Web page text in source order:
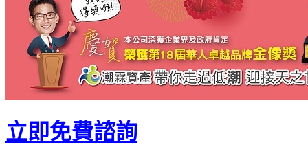
立即免費諮詢